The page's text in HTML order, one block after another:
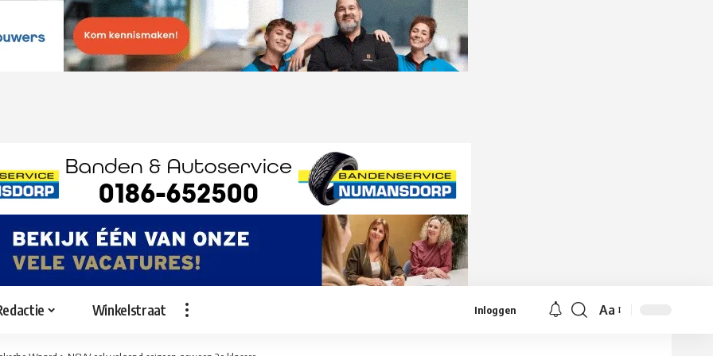
Winkelstraat Inloggen
Lettergrootte
Aa